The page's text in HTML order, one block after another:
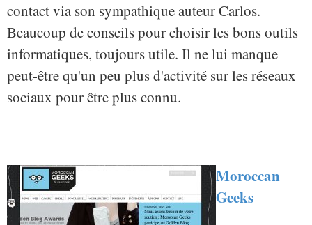
contact via son sympathique auteur Carlos.
Beaucoup de conseils pour choisir les bons outils
informatiques, toujours utile. Il ne lui manque
peut-être qu'un peu plus d'activité sur les réseaux
sociaux pour être plus connu.
Moroccan
Geeks